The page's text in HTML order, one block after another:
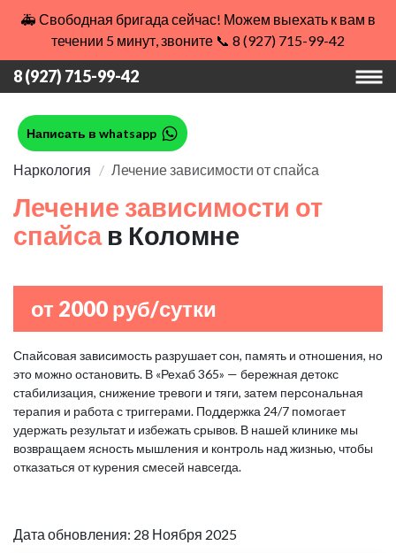
🚑 Свободная бригада сейчас! Можем выехать к вам в
течении 5 минут, звоните 📞 8 (927) 715-99-42
8 (927) 715-99-42
Написать в whatsapp
Наркология Лечение зависимости от спайса
Лечение зависимости от
спайса в Коломне
от 2000 руб/сутки
Спайсовая зависимость разрушает сон, память и отношения, но
это можно остановить. В «Рехаб 365» — бережная детокс
стабилизация, снижение тревоги и тяги, затем персональная
терапия и работа с триггерами. Поддержка 24/7 помогает
удержать результат и избежать срывов. В нашей клинике мы
возвращаем ясность мышления и контроль над жизнью, чтобы
отказаться от курения смесей навсегда.
Дата обновления: 28 Ноября 2025